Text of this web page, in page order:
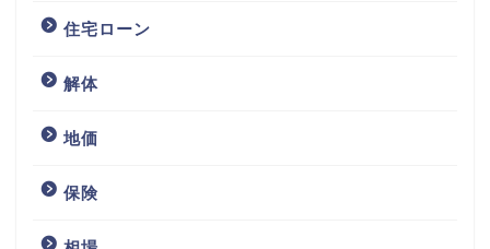
住宅ローン
解体
地価
保険